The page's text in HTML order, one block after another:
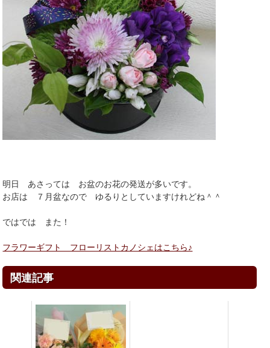
明日 あさっては お盆のお花の発送が多いです。
お店は ７月盆なので ゆるりとしていますけれどね＾＾
ではでは また！
フラワーギフト フローリストカノシェはこちら♪
関連記事